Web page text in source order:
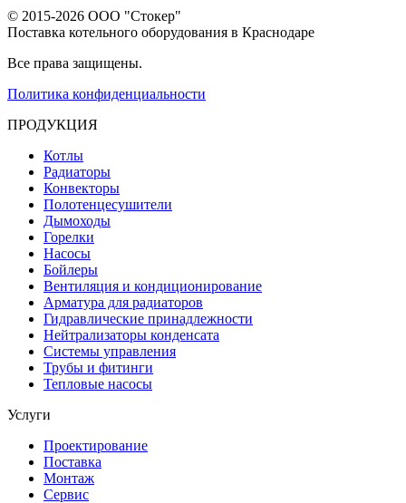
© 2015-2026 ООО "Стокер"
Поставка котельного оборудования в Краснодаре
Все права защищены.
Политика конфиденциальности
ПРОДУКЦИЯ
Котлы
Радиаторы
Конвекторы
Полотенцесушители
Дымоходы
Горелки
Насосы
Бойлеры
Вентиляция и кондиционирование
Арматура для радиаторов
Гидравлические принадлежности
Нейтрализаторы конденсата
Системы управления
Трубы и фитинги
Тепловые насосы
Услуги
Проектирование
Поставка
Монтаж
Сервис